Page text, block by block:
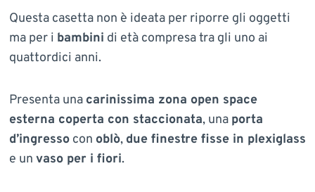
Questa casetta non è ideata per riporre gli oggetti
ma per i bambini di età compresa tra gli uno ai
quattordici anni.
Presenta una carinissima zona open space
esterna coperta con staccionata, una porta
d’ingressocon oblò, due finestre fisse in plexiglass
e un vaso per i fiori.